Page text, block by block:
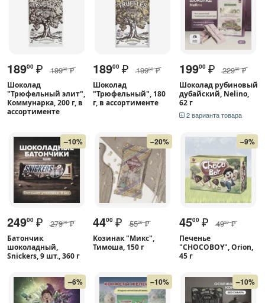
18900 ₽ 19900 ₽
Шоколад
"Трюфельный элит",
Коммунарка, 200 г, в
ассортименте
18900 ₽ 19900 ₽
Шоколад
"Трюфельный", 180
г, в ассортименте
19900 ₽ 22900 ₽
Шоколад рубиновый
дубайский, Nelino,
62 г
2 варианта товара
–10%
24900 ₽ 27900 ₽
Батончик
шоколадный,
Snickers, 9 шт., 360 г
–20%
4400 ₽ 5500 ₽
Козинак "Микс",
Тимоша, 150 г
–9%
4500 ₽ 4950 ₽
Печенье
"CHOCOBOY", Orion,
45 г
–6% –10% –10%